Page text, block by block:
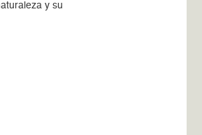
y su